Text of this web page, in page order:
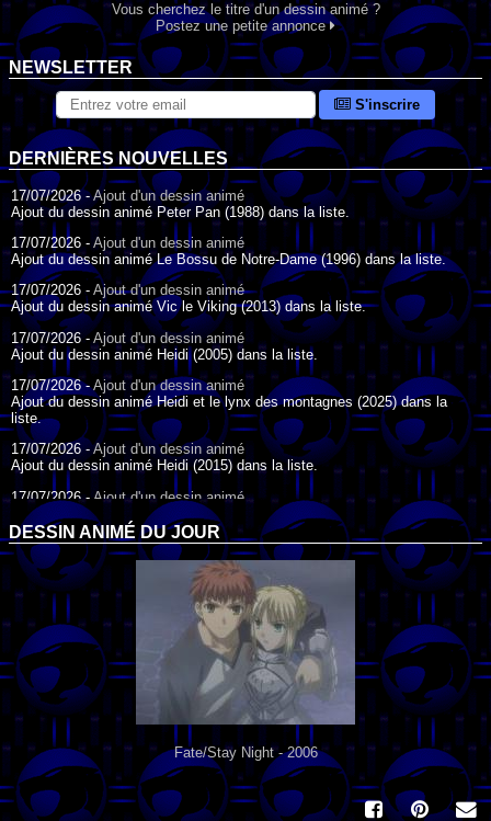
Vous cherchez le titre d'un dessin animé ?
Postez une petite annonce
NEWSLETTER
S'inscrire
DERNIÈRES NOUVELLES
17/07/2026 -Ajout d'un dessin animé
Ajout du dessin animé Peter Pan (1988) dans la liste.
17/07/2026 - Ajout d'un dessin animé
Ajout du dessin animé Le Bossu de Notre-Dame (1996) dans la liste.
17/07/2026 - Ajout d'un dessin animé
Ajout du dessin animé Vic le Viking (2013) dans la liste.
17/07/2026 -Ajout d'un dessin animé
Ajout du dessin animé Heidi (2005) dans la liste.
17/07/2026 -Ajout d'un dessin animé
Ajout du dessin animé Heidi et le lynx des montagnes (2025) dans la
liste.
17/07/2026 -Ajout d'un dessin animé
Ajout du dessin animé Heidi (2015) dans la liste.
17/07/2026 -Ajout d'un dessin animé
Ajout du dessin animé Heidi (1995) dans la liste.
09/07/2026 -Ajout d'un dessin animé
Ajout du dessin animé Genki l'Aventurier de la Chance (2006) dans la
liste.
04/07/2026 -
Ajout d'un dessin animé
Ajout du dessin animé Vilain Petit Canard (2000) dans la liste.
04/07/2026 - Ajout d'un dessin animé
Ajout du dessin animé Le Noël du vilain petit canard (2003) dans la liste.
DESSIN ANIMÉ DU JOUR
Fate/Stay Night - 2006